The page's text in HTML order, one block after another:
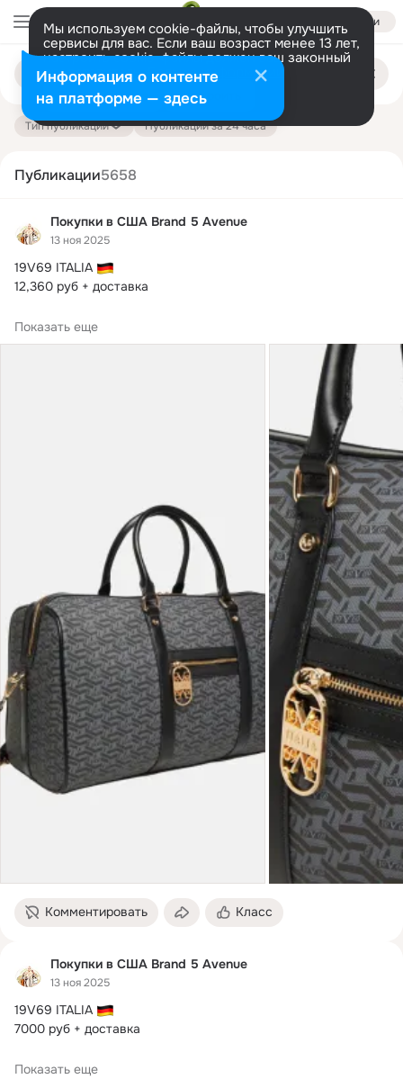
Войти
Мы используем cookie-файлы, чтобы улучшить
сервисы для вас. Если ваш возраст менее 13 лет,
настроить cookie-файлы должен ваш законный
представитель. Больше информации
Разрешить все Настроить
Поиск
публикациям
Тип публикации Публикации за 24 часа
Публикации5658
Покупки в США Brand 5 Avenue
13 ноя 2025
19V69 ITALIA
12,360 руб + доставка
Расчёт стоимости доставки из веса  100гр = 220₽
Показать еще
Комментировать Класс
Покупки в США Brand 5 Avenue
13 ноя 2025
19V69 ITALIA
7000 руб + доставка
Расчёт стоимости доставки из веса  100гр = 220₽
Показать еще
Информация о контенте
на платформе — здесь